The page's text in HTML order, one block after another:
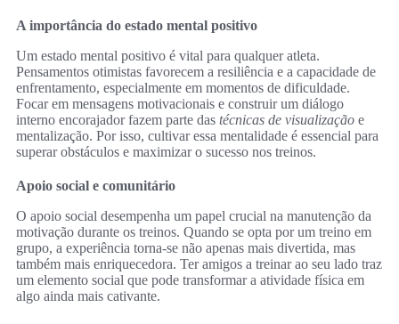
A importância do estado mental positivo
Um estado mental positivo é vital para qualquer atleta.
Pensamentos otimistas favorecem a resiliência e a capacidade de
enfrentamento, especialmente em momentos de dificuldade.
Focar em mensagens motivacionais e construir um diálogo
interno encorajador fazem parte das técnicas de visualização e
mentalização. Por isso, cultivar essa mentalidade é essencial para
superar obstáculos e maximizar o sucesso nos treinos.
Apoio social e comunitário
O apoio social desempenha um papel crucial na manutenção da
motivação durante os treinos. Quando se opta por um treino em
grupo, a experiência torna-se não apenas mais divertida, mas
também mais enriquecedora. Ter amigos a treinar ao seu lado traz
um elemento social que pode transformar a atividade física em
algo ainda mais cativante.